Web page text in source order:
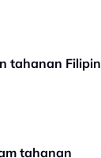
tahanan
tahanan